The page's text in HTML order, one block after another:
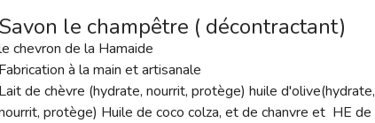
Savon le champêtre ( décontractant)
chevron de la Hamaide
Fabrication à la main et artisanale
Lait de chèvre (hydrate, nourrit, protège) huile d'olive(hydrate,
protège) Huile de coco colza, et de chanvre et HE de